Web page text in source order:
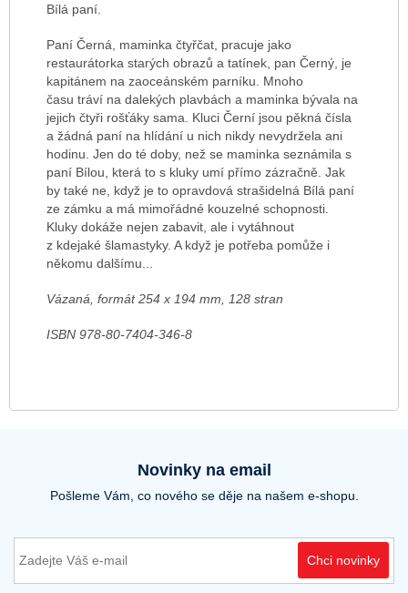
Bílá paní.
Paní Černá, maminka čtyřčat, pracuje jako
restaurátorka starých obrazů a tatínek, pan Černý, je
kapitánem na zaoceánském parníku. Mnoho
času tráví na dalekých plavbách a maminka bývala na
jejich čtyři rošťáky sama. Kluci Černí jsou pěkná čísla
a žádná paní na hlídání u nich nikdy nevydržela ani
hodinu. Jen do té doby, než se maminka seznámila s
paní Bílou, která to s kluky umí přímo zázračně. Jak
by také ne, když je to opravdová strašidelná Bílá paní
ze zámku a má mimořádné kouzelné schopnosti.
Kluky dokáže nejen zabavit, ale i vytáhnout
z kdejaké šlamastyky. A když je potřeba pomůže i
někomu dalšímu...
Vázaná, formát 254 x 194 mm, 128 stran
ISBN 978-80-7404-346-8
Novinky na email
Pošleme Vám, co nového se děje na našem e-shopu.
Chci novinky